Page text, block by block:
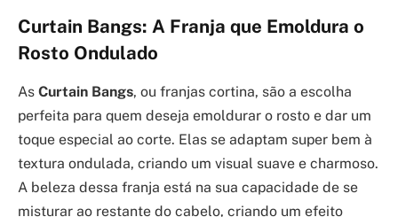
Curtain Bangs: A Franja que Emoldura o
Rosto Ondulado
As Curtain Bangs, ou franjas cortina, são a escolha
perfeita para quem deseja emoldurar o rosto e dar um
toque especial ao corte. Elas se adaptam super bem à
textura ondulada, criando um visual suave e charmoso.
A beleza dessa franja está na sua capacidade de se
misturar ao restante do cabelo, criando um efeito